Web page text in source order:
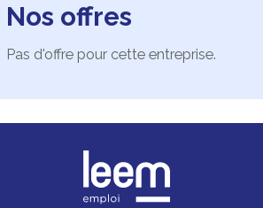
Nos offres
Pas d'offre pour cette entreprise.